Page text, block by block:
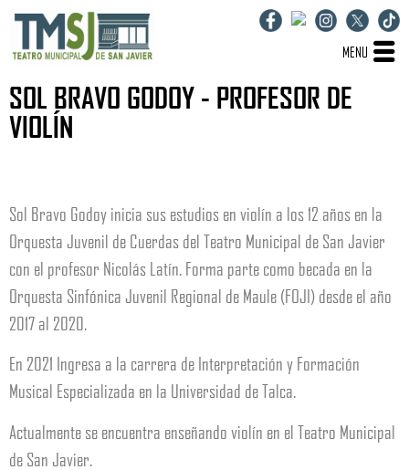
MENU
SOL BRAVO GODOY - PROFESOR DE
VIOLÍN
Sol Bravo Godoy inicia sus estudios en violín a los 12 años en la
Orquesta Juvenil de Cuerdas del Teatro Municipal de San Javier
con el profesor Nicolás Latín. Forma parte como becada en la
Orquesta Sinfónica Juvenil Regional de Maule (FOJI) desde el año
2017 al 2020.
En 2021 Ingresa a la carrera de Interpretación y Formación
Musical Especializada en la Universidad de Talca.
Actualmente se encuentra enseñando violín en el Teatro Municipal
de San Javier.